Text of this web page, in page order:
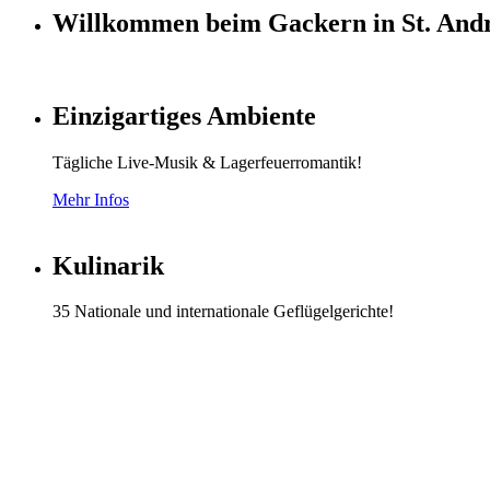
Willkommen beim Gackern in St.
Einzigartiges Ambiente
Tägliche Live-Musik & Lagerfeuerromantik!
Mehr Infos
Kulinarik
35 Nationale und internationale Geflügelgerichte!